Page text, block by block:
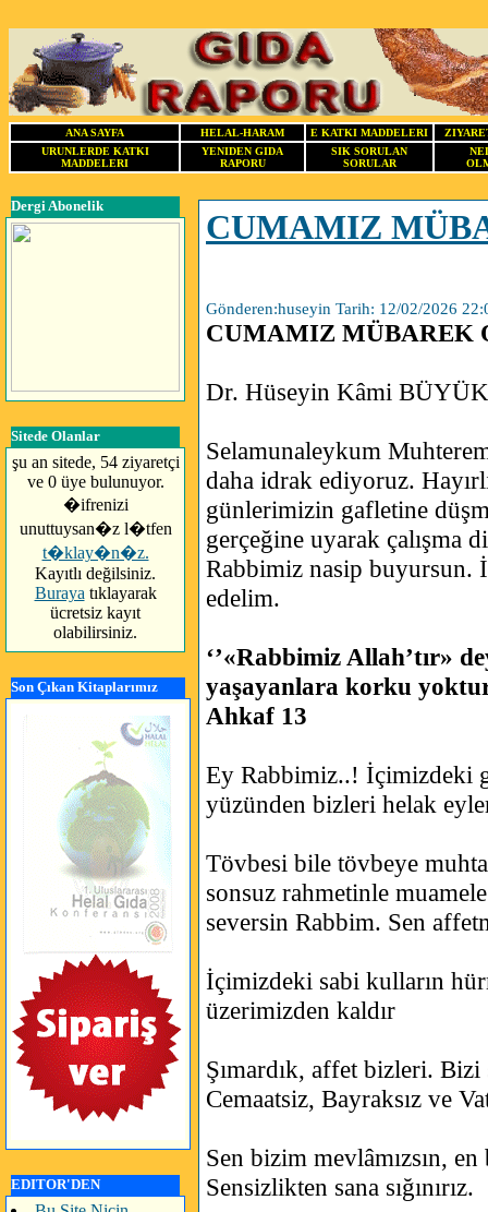
ANA SAYFA HELAL-HARAM E KATKI MADDELERI
URUNLERDE KATKI
MADDELERI
YENIDEN GIDA
RAPORU
SIK SORULAN
SORULAR
Dergi Abonelik
Sitede Olanlar
şu an sitede, 54 ziyaretçi
ve 0 üye bulunuyor.
�ifrenizi
unuttuysan�z l�tfen
t�klay�n�z.
Kayıtlı değilsiniz.
Buraya tıklayarak
ücretsiz kayıt
olabilirsiniz.
Son Çıkan Kitaplarımız
EDITOR'DEN
CUMAMIZ
Gönderen:huseyin Tarih: 12/02/2026
CUMAMIZ MÜBAREK
Dr. Hüseyin Kâmi
Selamunaleykum
daha idrak ediyoruz.
günlerimizin gafletine
gerçeğine uyarak çalışma
Rabbimiz nasip buyursun.
edelim.
‘’«Rabbimiz Allah’tır»
yaşayanlara korku
Ahkaf 13
Ey Rabbimiz..! İçimizdeki
yüzünden bizleri helak
Tövbesi bile tövbeye
sonsuz rahmetinle
seversin Rabbim. Sen
İçimizdeki sabi kulların
üzerimizden kaldır
Şımardık, affet bizleri. Bizi
Cemaatsiz, Bayraksız ve
Sen bizim mevlâmızsın,
Sensizlikten sana sığınırız.